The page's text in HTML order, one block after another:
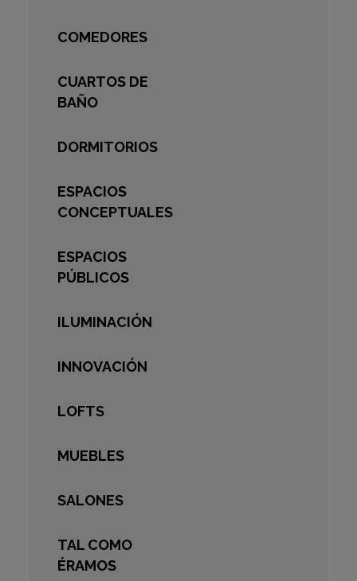
COMEDORES
CUARTOS DE
BAÑO
DORMITORIOS
ESPACIOS
CONCEPTUALES
ESPACIOS
PÚBLICOS
ILUMINACIÓN
INNOVACIÓN
LOFTS
MUEBLES
SALONES
TAL COMO
ÉRAMOS